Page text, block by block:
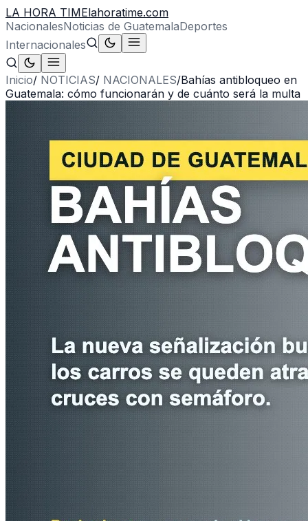
LA HORA TIMElahoratime.com
NacionalesNoticias de GuatemalaDeportes
Internacionales
Inicio/ NOTICIAS/ NACIONALES/Bahías antibloqueo en
Guatemala: cómo funcionarán y de cuánto será la multa